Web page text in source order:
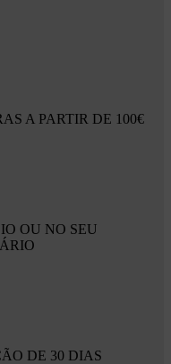
A PARTIR DE 100€
OU NO SEU
DE 30 DIAS